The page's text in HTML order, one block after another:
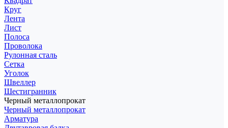
Круг
Лента
Лист
Полоса
Проволока
Рулонная сталь
Сетка
Уголок
Швеллер
Шестигранник
Черный металлопрокат
Черный металлопрокат
Арматура